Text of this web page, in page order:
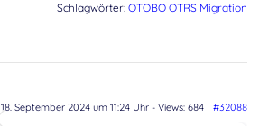
Schlagwörter:OTOBO OTRS Migration
18. September 2024 um 11:24 Uhr- Views: 684 #32088